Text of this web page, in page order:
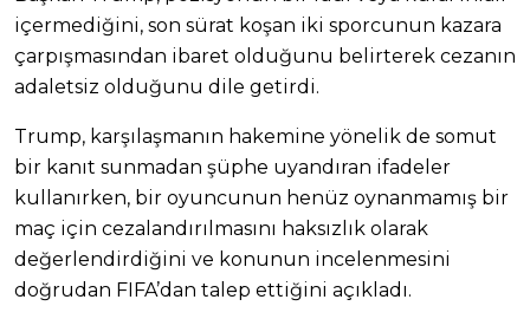
içermediğini, son sürat koşan iki sporcunun kazara
çarpışmasından ibaret olduğunu belirterek cezanın
adaletsiz olduğunu dile getirdi.
Trump, karşılaşmanın hakemine yönelik de somut
bir kanıt sunmadan şüphe uyandıran ifadeler
kullanırken, bir oyuncunun henüz oynanmamış bir
maç için cezalandırılmasını haksızlık olarak
değerlendirdiğini ve konunun incelenmesini
doğrudan FIFA’dan talep ettiğini açıkladı.